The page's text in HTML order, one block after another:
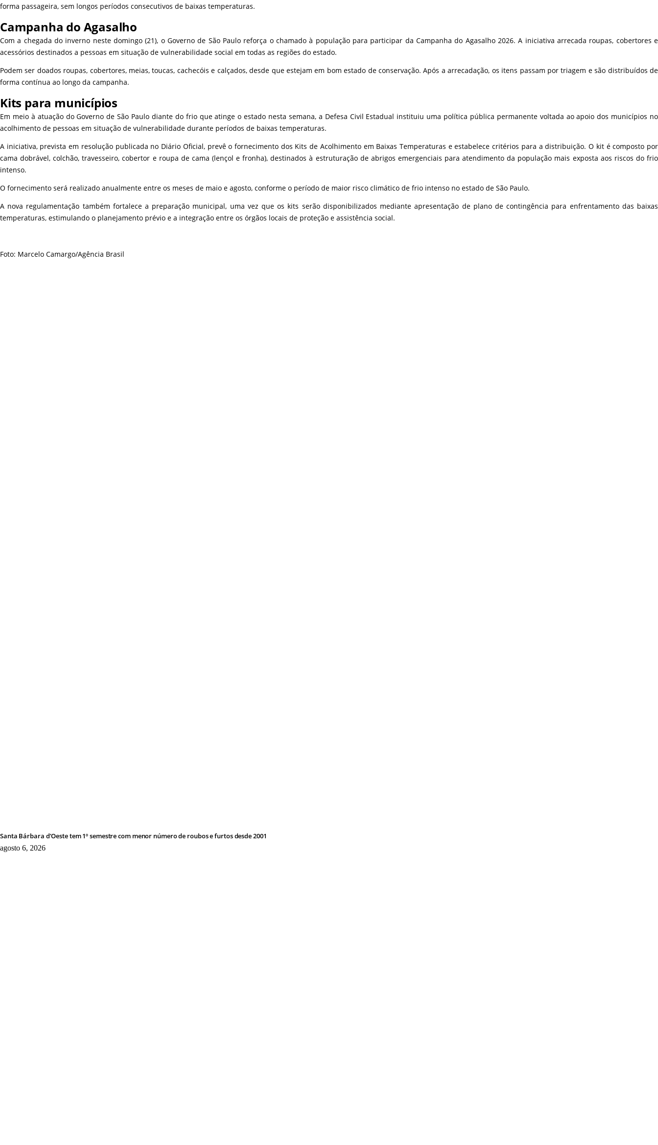
forma passageira, sem longos períodos consecutivos de baixas temperaturas.
Campanha do Agasalho
Com a chegada do inverno neste domingo (21), o Governo de São Paulo reforça o chamado à população para participar da Campanha do Agasalho 2026. A iniciativa arrecada roupas, cobertores e
acessórios destinados a pessoas em situação de vulnerabilidade social em todas as regiões do estado.
Podem ser doados roupas, cobertores, meias, toucas, cachecóis e calçados, desde que estejam em bom estado de conservação. Após a arrecadação, os itens passam por triagem e são distribuídos de
forma contínua ao longo da campanha.
Kits para municípios
Em meio à atuação do Governo de São Paulo diante do frio que atinge o estado nesta semana, a Defesa Civil Estadual instituiu uma política pública permanente voltada ao apoio dos municípios no
acolhimento de pessoas em situação de vulnerabilidade durante períodos de baixas temperaturas.
A iniciativa, prevista em resolução publicada no Diário Oficial, prevê o fornecimento dos Kits de Acolhimento em Baixas Temperaturas e estabelece critérios para a distribuição. O kit é composto por
cama dobrável, colchão, travesseiro, cobertor e roupa de cama (lençol e fronha), destinados à estruturação de abrigos emergenciais para atendimento da população mais exposta aos riscos do frio
intenso.
O fornecimento será realizado anualmente entre os meses de maio e agosto, conforme o período de maior risco climático de frio intenso no estado de São Paulo.
A nova regulamentação também fortalece a preparação municipal, uma vez que os kits serão disponibilizados mediante apresentação de plano de contingência para enfrentamento das baixas
temperaturas, estimulando o planejamento prévio e a integração entre os órgãos locais de proteção e assistência social.
Foto: Marcelo Camargo/Agência Brasil
Santa Bárbara d’Oeste tem 1º semestre com menor número de roubos e furtos desde 2001
agosto 6, 2026